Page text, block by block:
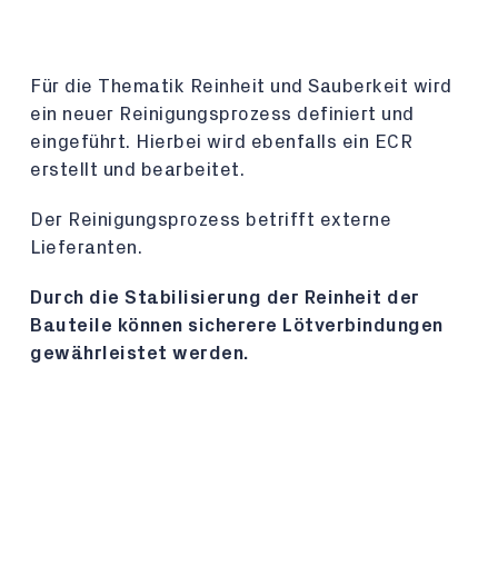
Für die Thematik Reinheit und Sauberkeit wird
ein neuer Reinigungsprozess definiert und
eingeführt. Hierbei wird ebenfalls ein ECR
erstellt und bearbeitet.
Der Reinigungsprozess betrifft externe
Lieferanten.
Durch die Stabilisierung der Reinheit der
Bauteile können sicherere Lötverbindungen
gewährleistet werden.